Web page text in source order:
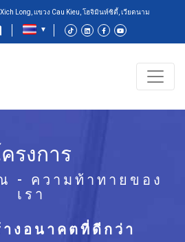
Long, แขวง Cau Kieu, โฮจิมินห์ซิตี้, เวียดนาม
รงการ
- ความท้าทายของ
เรา
งอนาคตที่ดีกว่า